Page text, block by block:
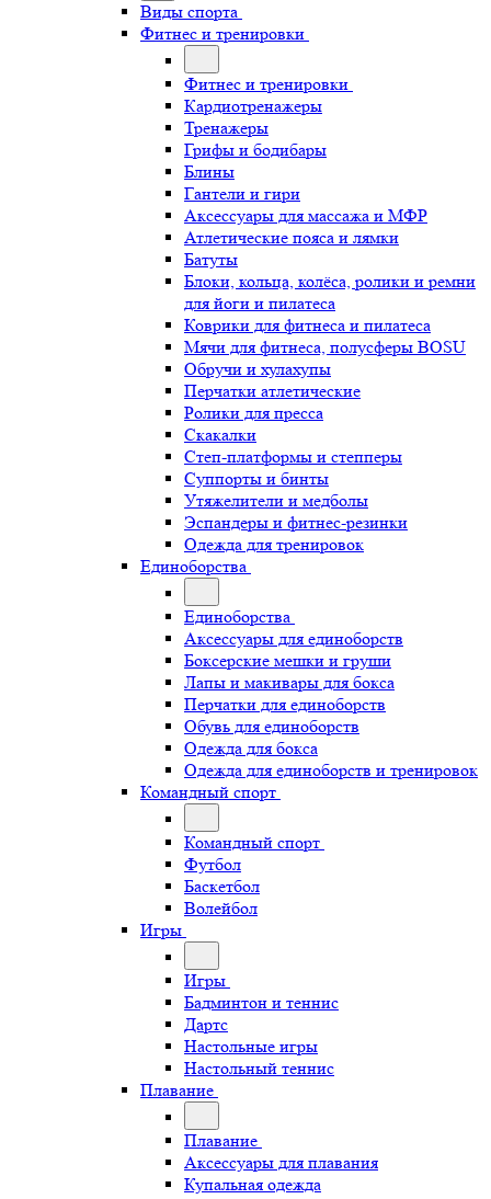
Виды спорта
Фитнес и тренировки
Фитнес и тренировки
Кардиотренажеры
Тренажеры
Грифы и бодибары
Блины
Гантели и гири
Аксессуары для массажа и МФР
Атлетические пояса и лямки
Батуты
Блоки, кольца, колёса, ролики и ремни
для йоги и пилатеса
Коврики для фитнеса и пилатеса
Мячи для фитнеса, полусферы BOSU
Обручи и хулахупы
Перчатки атлетические
Ролики для пресса
Скакалки
Степ-платформы и степперы
Суппорты и бинты
Утяжелители и медболы
Эспандеры и фитнес-резинки
Одежда для тренировок
Единоборства
Единоборства
Аксессуары для единоборств
Боксерские мешки и груши
Лапы и макивары для бокса
Перчатки для единоборств
Обувь для единоборств
Одежда для бокса
Одежда для единоборств и тренировок
Командный спорт
Командный спорт
Футбол
Баскетбол
Волейбол
Игры
Игры
Бадминтон и теннис
Дартс
Настольные игры
Настольный теннис
Плавание
Плавание
Аксессуары для плавания
Купальная одежда